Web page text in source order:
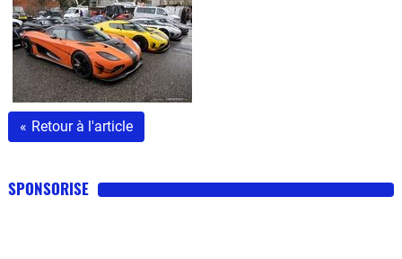
« Retour à l'article
SPONSORISE